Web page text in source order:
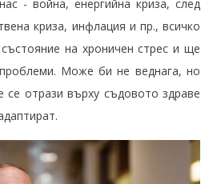
- война, енергийна криза, след
криза, инфлация и пр., всичко
на хроничен стрес и ще
Може би не веднага, но
се отрази върху съдовото здраве